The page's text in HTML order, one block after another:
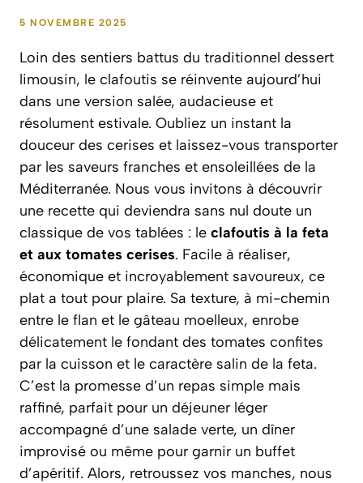
5 NOVEMBRE 2025
Loin des sentiers battus du traditionnel dessert
limousin, le clafoutis se réinvente aujourd’hui
dans une version salée, audacieuse et
résolument estivale. Oubliez un instant la
douceur des cerises et laissez-vous transporter
par les saveurs franches et ensoleillées de la
Méditerranée. Nous vous invitons à découvrir
une recette qui deviendra sans nul doute un
classique de vos tablées : le clafoutis à la feta
et aux tomates cerises. Facile à réaliser,
économique et incroyablement savoureux, ce
plat a tout pour plaire. Sa texture, à mi-chemin
entre le flan et le gâteau moelleux, enrobe
délicatement le fondant des tomates confites
par la cuisson et le caractère salin de la feta.
C’est la promesse d’un repas simple mais
raffiné, parfait pour un déjeuner léger
accompagné d’une salade verte, un dîner
improvisé ou même pour garnir un buffet
d’apéritif. Alors, retroussez vos manches, nous